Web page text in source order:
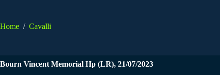
Home / Cavalli
Bourn Vincent Memorial Hp (LR), 21/07/2023